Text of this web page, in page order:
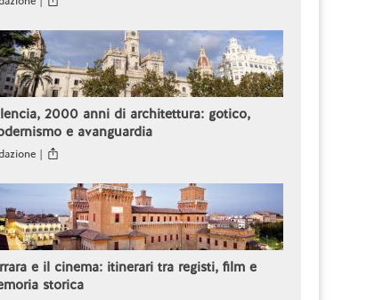
2000 anni di architettura: gotico,
e avanguardia
|
e il cinema: itinerari tra registi, film e
storica